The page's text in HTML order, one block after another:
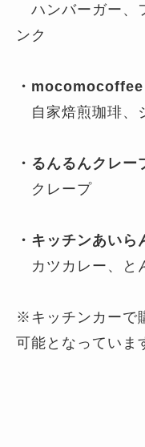
ハンバーガー、
ンク
・mocomocoffee
自家焙煎珈琲、
・るんるんクレー
クレープ
・キッチンあいら
カツカレー、と
※キッチンカーで
可能となっていま